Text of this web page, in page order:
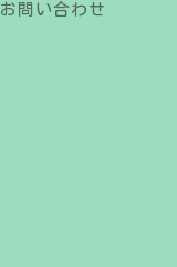
お問い合わせ